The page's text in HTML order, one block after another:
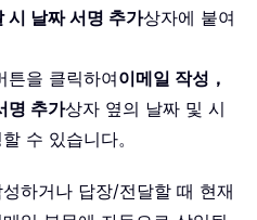
시 날짜 서명 추가상자에 붙여
튼을 클릭하여이메일 작성，
명 추가상자 옆의 날짜 및 시
수 있습니다。
하거나 답장/전달할 때 현재